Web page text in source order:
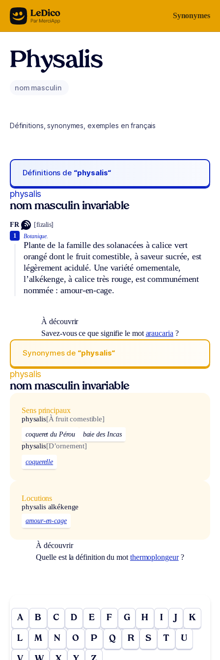
Aller au contenu Synonymes
Physalis
nom masculin
Définitions, synonymes, exemples en français
Définitions de “physalis“
physalis
nom masculin invariable
FR [fizalis]
Botanique.
Plante de la famille des solanacées à calice vert
orangé dont le fruit comestible, à saveur sucrée, est
légèrement acidulé. Une variété ornementale,
l’alkékenge, à calice très rouge, est communément
nommée : amour-en-cage.
1
À découvrir
Savez-vous ce que signifie le mot araucaria ?
Synonymes de “physalis“
physalis
nom masculin invariable
Sens principaux
physalis[À fruit comestible]
coqueret du Pérou baie des Incas
physalis[D’ornement]
coquerelle
Locutions
physalis alkékenge
amour-en-cage
À découvrir
Quelle est la définition du mot thermoplongeur?
A B C D E F G H I J K
L M N O P Q R S T U